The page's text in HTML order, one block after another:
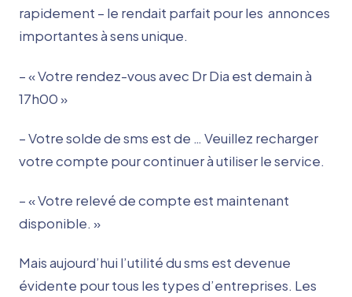
rapidement – le rendait parfait pour les annonces
importantes à sens unique.
– « Votre rendez-vous avec Dr Dia est demain à
17h00 »
– Votre solde de sms est de … Veuillez recharger
votre compte pour continuer à utiliser le service.
– « Votre relevé de compte est maintenant
disponible. »
Mais aujourd’hui l’utilité du sms est devenue
évidente pour tous les types d’entreprises. Les